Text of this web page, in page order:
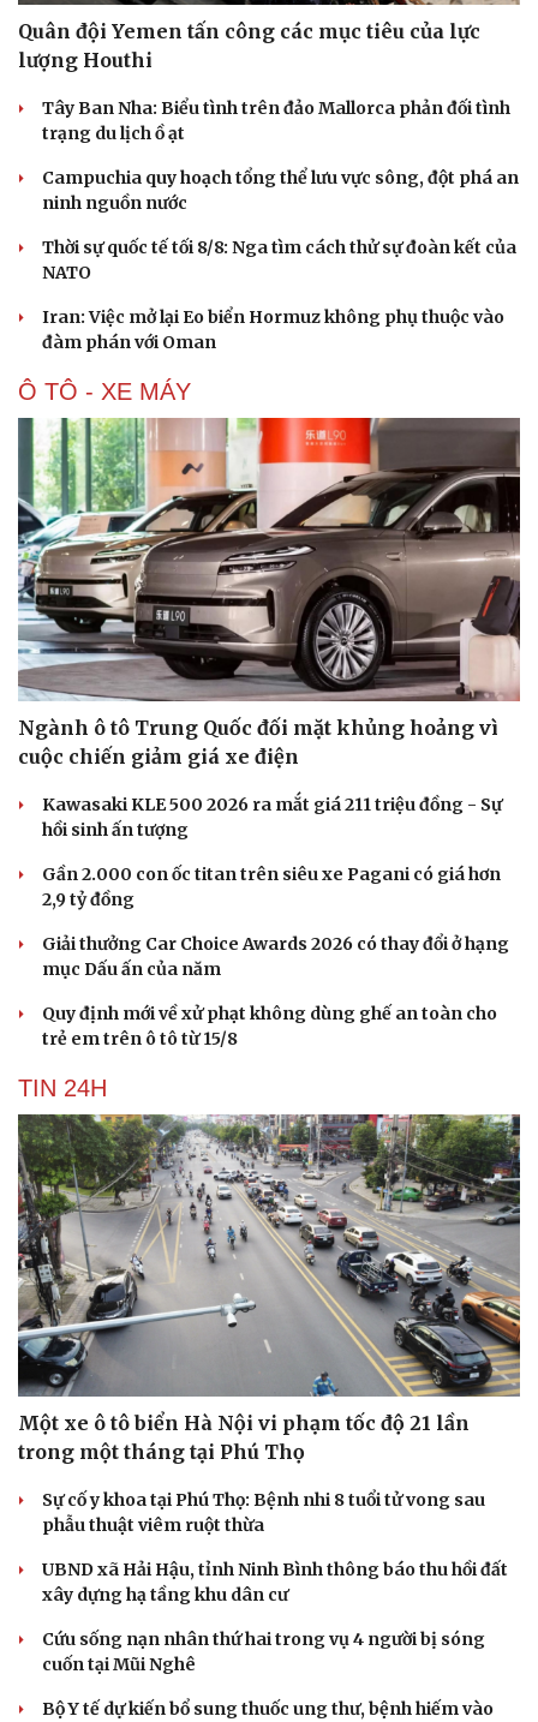
Cải chính
Quân đội Yemen tấn công các mục tiêu của lực
lượng Houthi
Tây Ban Nha: Biểu tình trên đảo Mallorca phản đối tình
trạng du lịch ồ ạt
Campuchia quy hoạch tổng thể lưu vực sông, đột phá an
ninh nguồn nước
Thời sự quốc tế tối 8/8: Nga tìm cách thử sự đoàn kết của
NATO
Iran: Việc mở lại Eo biển Hormuz không phụ thuộc vào
đàm phán với Oman
Ô TÔ - XE MÁY
Ngành ô tô Trung Quốc đối mặt khủng hoảng vì
cuộc chiến giảm giá xe điện
Kawasaki KLE 500 2026 ra mắt giá 211 triệu đồng - Sự
hồi sinh ấn tượng
Gần 2.000 con ốc titan trên siêu xe Pagani có giá hơn
2,9 tỷ đồng
Giải thưởng Car Choice Awards 2026 có thay đổi ở hạng
mục Dấu ấn của năm
Quy định mới về xử phạt không dùng ghế an toàn cho
trẻ em trên ô tô từ 15/8
TIN 24H
Một xe ô tô biển Hà Nội vi phạm tốc độ 21 lần
trong một tháng tại Phú Thọ
Sự cố y khoa tại Phú Thọ: Bệnh nhi 8 tuổi tử vong sau
phẫu thuật viêm ruột thừa
UBND xã Hải Hậu, tỉnh Ninh Bình thông báo thu hồi đất
xây dựng hạ tầng khu dân cư
Cứu sống nạn nhân thứ hai trong vụ 4 người bị sóng
cuốn tại Mũi Nghê
Bộ Y tế dự kiến bổ sung thuốc ung thư, bệnh hiếm vào